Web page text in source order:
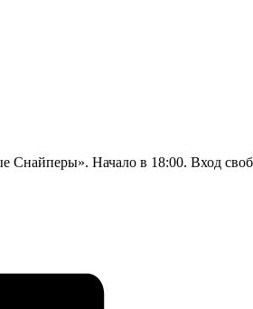
Снайперы». Начало в 18:00. Вход